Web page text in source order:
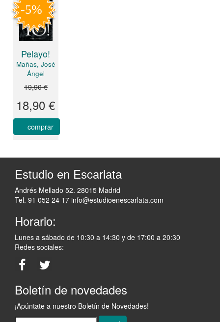
Pelayo!
Mañas, José
Ángel
19,90 €
18,90 €
comprar
Estudio en Escarlata
Andrés Mellado 52. 28015 Madrid
Tel. 91 052 24 17 info@estudioenescarlata.com
Horario:
Lunes a sábado de 10:30 a 14:30 y de 17:00 a 20:30
Redes sociales:
Boletín de novedades
¡Apúntate a nuestro Boletín de Novedades!